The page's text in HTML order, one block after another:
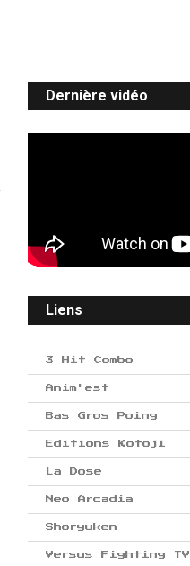
Dernière vidéo
Liens
3 Hit Combo
Anim'est
Bas Gros Poing
Editions Kotoji
La Dose
Neo Arcadia
Shoryuken
Versus Fighting TV